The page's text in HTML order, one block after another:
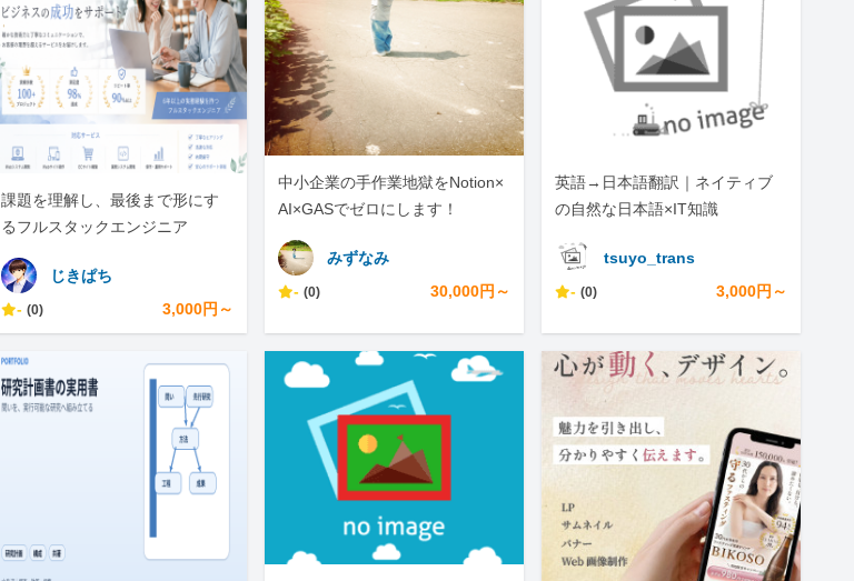
課題を理解し、最後まで形にす
るフルスタックエンジニア
じきぱち
- (0) 3,000円～
中小企業の手作業地獄をNotion×
AI×GASでゼロにします！
みずなみ
- (0) 30,000円～
英語→日本語翻訳｜ネイティブ
の自然な日本語×IT知識
tsuyo_trans
- (0) 3,000円～